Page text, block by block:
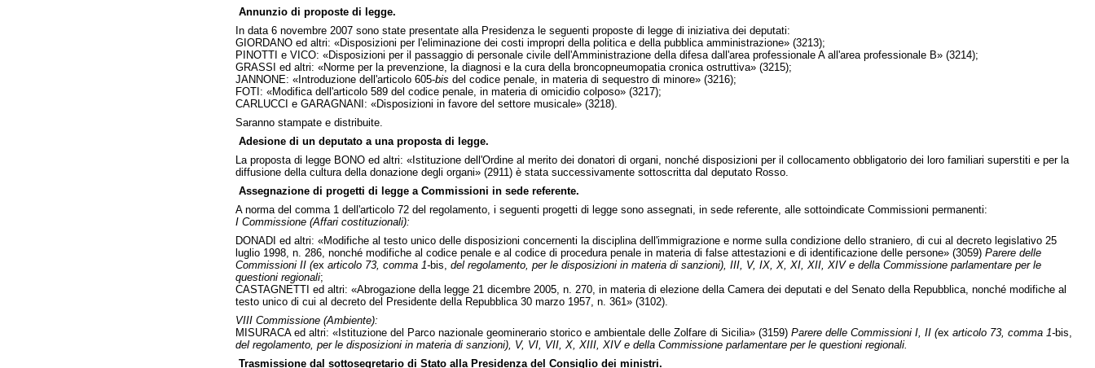
Annunzio di proposte di legge.
In data 6 novembre 2007 sono state presentate alla Presidenza le seguenti proposte di legge di iniziativa dei deputati:
GIORDANO ed altri: «Disposizioni per l'eliminazione dei costi impropri della politica e della pubblica amministrazione» (3213);
PINOTTI e VICO: «Disposizioni per il passaggio di personale civile dell'Amministrazione della difesa dall'area professionale A all'area professionale B» (3214);
GRASSI ed altri: «Norme per la prevenzione, la diagnosi e la cura della broncopneumopatia cronica ostruttiva» (3215);
JANNONE: «Introduzione dell'articolo 605-bis del codice penale, in materia di sequestro di minore» (3216);
FOTI: «Modifica dell'articolo 589 del codice penale, in materia di omicidio colposo» (3217);
CARLUCCI e GARAGNANI: «Disposizioni in favore del settore musicale» (3218).
Saranno stampate e distribuite.
Adesione di un deputato a una proposta di legge.
La proposta di legge BONO ed altri: «Istituzione dell'Ordine al merito dei donatori di organi, nonché disposizioni per il collocamento obbligatorio dei loro familiari superstiti e per la
diffusione della cultura della donazione degli organi» (2911) è stata successivamente sottoscritta dal deputato Rosso.
Assegnazione di progetti di legge a Commissioni in sede referente.
A norma del comma 1 dell'articolo 72 del regolamento, i seguenti progetti di legge sono assegnati, in sede referente, alle sottoindicate Commissioni permanenti:
I Commissione (Affari costituzionali):
DONADI ed altri: «Modifiche al testo unico delle disposizioni concernenti la disciplina dell'immigrazione e norme sulla condizione dello straniero, di cui al decreto legislativo 25
luglio 1998, n. 286, nonché modifiche al codice penale e al codice di procedura penale in materia di false attestazioni e di identificazione delle persone» (3059) Parere delle
Commissioni II (ex articolo 73, comma 1-bis, del regolamento, per le disposizioni in materia di sanzioni), III, V, IX, X, XI, XII, XIV e della Commissione parlamentare per le
questioni regionali;
CASTAGNETTI ed altri: «Abrogazione della legge 21 dicembre 2005, n. 270, in materia di elezione della Camera dei deputati e del Senato della Repubblica, nonché modifiche al
testo unico di cui al decreto del Presidente della Repubblica 30 marzo 1957, n. 361» (3102).
VIII Commissione (Ambiente):
MISURACA ed altri: «Istituzione del Parco nazionale geominerario storico e ambientale delle Zolfare di Sicilia» (3159) Parere delle Commissioni I, II (ex articolo 73, comma 1-bis,
del regolamento, per le disposizioni in materia di sanzioni), V, VI, VII, X, XIII, XIV e della Commissione parlamentare per le questioni regionali.
Trasmissione dal sottosegretario di Stato alla Presidenza del Consiglio dei ministri.